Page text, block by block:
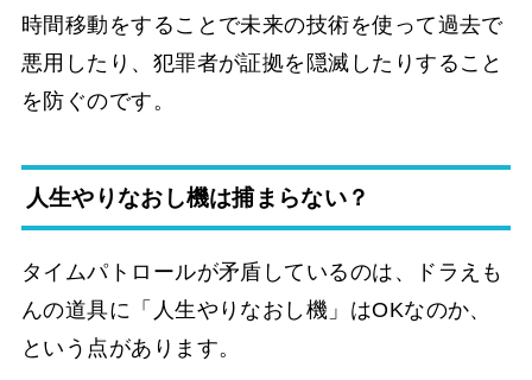
時間移動をすることで未来の技術を使って過去で
悪用したり、犯罪者が証拠を隠滅したりすること
を防ぐのです。
人生やりなおし機は捕まらない？
タイムパトロールが矛盾しているのは、ドラえも
んの道具に「人生やりなおし機」はOKなのか、
という点があります。